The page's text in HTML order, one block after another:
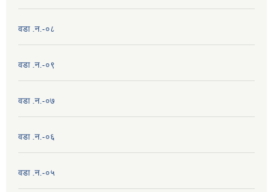
वडा .न.-०८
वडा .न.-०९
वडा .न.-०७
वडा .न.-०६
वडा .न.-०५